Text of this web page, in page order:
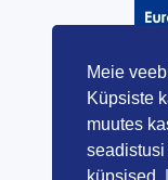
Meie
Küpsiste
muutes
seadistusi